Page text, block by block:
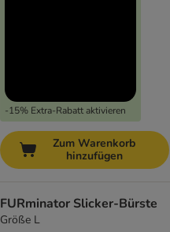
-15% Extra-Rabatt aktivieren
Zum Warenkorb
hinzufügen
FURminator Slicker-Bürste
Größe L